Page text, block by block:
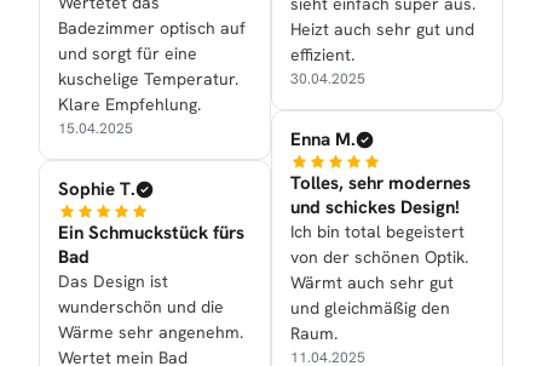
Badezimmer optisch auf
und sorgt für eine
kuschelige Temperatur.
Klare Empfehlung.
15.04.2025
Sophie T.
Ein Schmuckstück fürs
Bad
Das Design ist
wunderschön und die
Wärme sehr angenehm.
Wertet mein Bad
Heizt auch sehr gut und
effizient.
30.04.2025
Enna M.
Tolles, sehr modernes
und schickes Design!
Ich bin total begeistert
von der schönen Optik.
Wärmt auch sehr gut
und gleichmäßig den
Raum.
11.04.2025